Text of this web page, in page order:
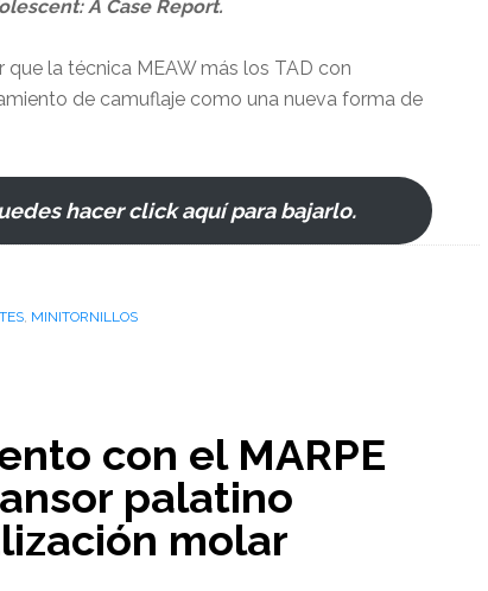
A Case Report.
la técnica MEAW más los TAD con
de camuflaje como una nueva forma de
hacer click aquí para bajarlo.
, MINITORNILLOS
con el MARPE
palatino
molar